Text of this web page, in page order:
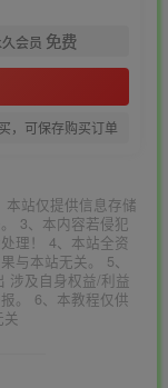
会员 免费
，可保存购买订单
本站仅提供信息存储
3、本内容若侵犯
理！ 4、本站全资
与本站无关。 5、
涉及自身权益/利益
。 6、本教程仅供
关